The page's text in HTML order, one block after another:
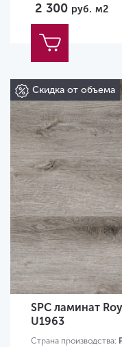
2 300 руб. м2
Скидка от объема
SPC ламинат
U1963
Страна производства: